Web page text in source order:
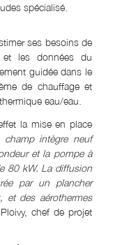
spécialisé.
ses besoins de
et les données du
guidée dans le
de chauffage et
eau/eau.
la mise en place
champ intègre neuf
et la pompe à
80 kW. La diffusion
par un plancher
et des aérothermes
chef de projet